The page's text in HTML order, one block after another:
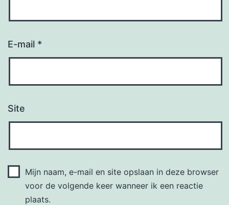
E-mail *
Site
Mijn naam, e-mail en site opslaan in deze browser
voor de volgende keer wanneer ik een reactie
plaats.